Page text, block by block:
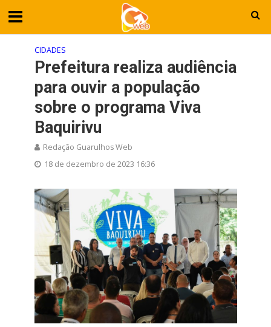
CIDADES
Prefeitura realiza audiência
para ouvir a população
sobre o programa Viva
Baquirivu
Redação Guarulhos Web
18 de dezembro de 2023 16:36